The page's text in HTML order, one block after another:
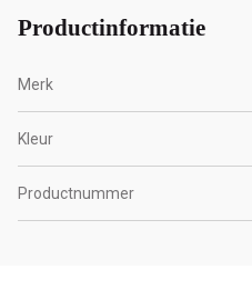
Productinformatie
Merk
Kleur
Productnummer